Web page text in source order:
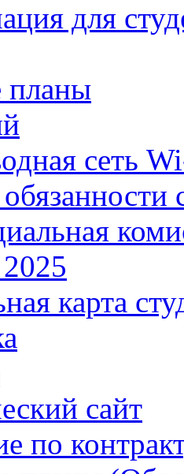
для
планы
сеть
карта
сайт
по